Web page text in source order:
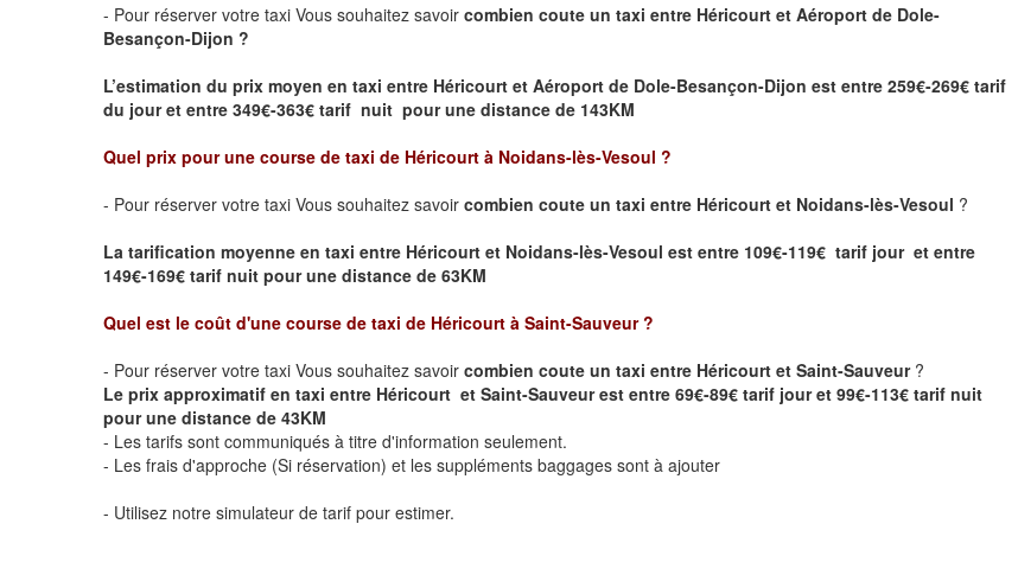
- Pour réserver votre taxi Vous souhaitez savoir combien coute un taxi entre Héricourt et Aéroport de Dole-
Besançon-Dijon ?
L’estimation du prix moyen en taxi entre Héricourt et Aéroport de Dole-Besançon-Dijon est entre 259€-269€ tarif
du jour et entre 349€-363€ tarif nuit pour une distance de 143KM
Quel prix pour une course de taxi de Héricourt à Noidans-lès-Vesoul ?
- Pour réserver votre taxi Vous souhaitez savoir combien coute un taxi entre Héricourt et Noidans-lès-Vesoul ?
La tarification moyenne en taxi entre Héricourt et Noidans-lès-Vesoul est entre 109€-119€ tarif jour et entre
149€-169€ tarif nuit pour une distance de 63KM
Quel est le coût d'une course de taxi de Héricourt à Saint-Sauveur ?
- Pour réserver votre taxi Vous souhaitez savoir combien coute un taxi entre Héricourt et Saint-Sauveur ?
Le prix approximatif en taxi entre Héricourt et Saint-Sauveur est entre 69€-89€ tarif jour et 99€-113€ tarif nuit
pour une distance de 43KM
- Les tarifs sont communiqués à titre d'information seulement.
- Les frais d'approche (Si réservation) et les suppléments baggages sont à ajouter
- Utilisez notre simulateur de tarif pour estimer.